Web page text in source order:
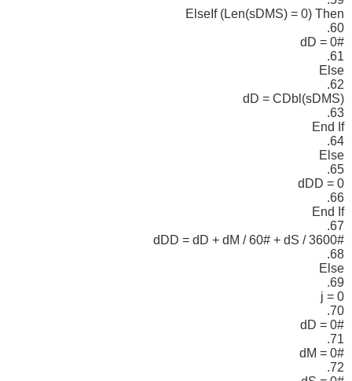
ElseIf (Len(sDMS) = 0) Then
60.
dD = 0#
61.
Else
62.
dD = CDbl(sDMS)
63.
End If
64.
Else
65.
dDD = 0
66.
End If
67.
dDD = dD + dM / 60# + dS / 3600#
68.
Else
69.
j = 0
70.
dD = 0#
71.
dM = 0#
72.